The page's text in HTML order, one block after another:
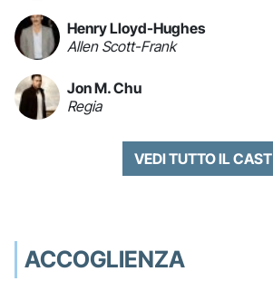
Henry Lloyd-Hughes
Allen Scott-Frank
Jon M. Chu
Regia
VEDI TUTTO IL CAST
ACCOGLIENZA